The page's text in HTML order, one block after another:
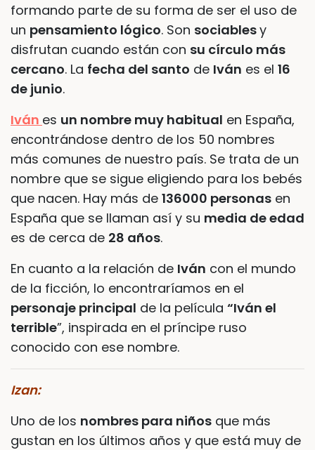
formando parte de su forma de ser el uso de
un pensamiento lógico. Son sociablesy
disfrutan cuando están con su círculo más
cercano. La fecha del santo de Iván es el 16
de junio.
Iván es un nombre muy habitual en España,
encontrándose dentro de los 50 nombres
más comunes de nuestro país. Se trata de un
nombre que se sigue eligiendo para los bebés
que nacen. Hay más de 136000 personas en
España que se llaman así y su media de edad
es de cerca de 28 años.
En cuanto a la relación de Iván con el mundo
de la ficción, lo encontraríamos en el
personaje principal de la película “Iván el
terrible”, inspirada en el príncipe ruso
conocido con ese nombre.
Izan:
Uno de los nombres para niños que más
gustan en los últimos años y que está muy de